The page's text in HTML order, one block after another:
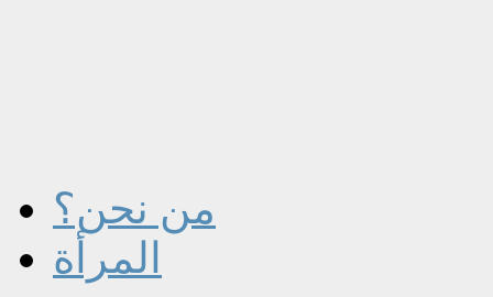
من نحن؟
المرأة